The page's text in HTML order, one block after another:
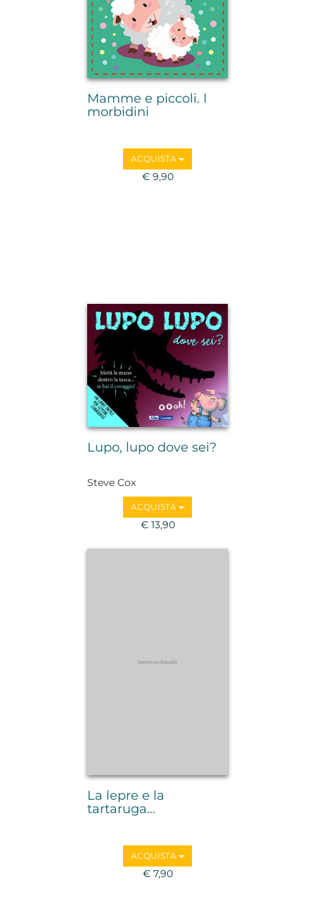
Mamme e piccoli. I
morbidini
ACQUISTA
€ 9,90
Lupo, lupo dove sei?
Steve Cox
ACQUISTA
€ 13,90
La lepre e la
tartaruga...
ACQUISTA
€ 7,90